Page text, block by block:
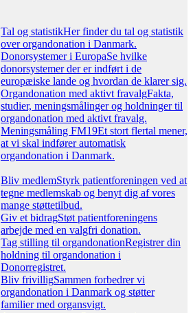
Tal og statistikHer finder du tal og statistik
over organdonation i Danmark.
Donorsystemer i EuropaSe hvilke
donorsystemer der er indført i de
europæiske lande og hvordan de klarer sig.
Organdonation med aktivt fravalgFakta,
studier, meningsmålinger og holdninger til
organdonation med aktivt fravalg.
Meningsmåling FM19Et stort flertal mener,
at vi skal indfører automatisk
organdonation i Danmark.
Bliv medlemStyrk patientforeningen ved at
tegne medlemskab og benyt dig af vores
mange støttetilbud.
Giv et bidragStøt patientforeningens
arbejde med en valgfri donation.
Tag stilling til organdonationRegistrer din
holdning til organdonation i
Donorregistret.
Bliv frivilligSammen forbedrer vi
organdonation i Danmark og støtter
familier med organsvigt.